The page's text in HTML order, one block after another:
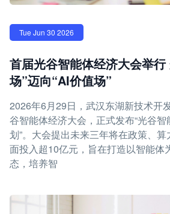
Tue Jun 30 2026
首届光谷智能体经济大会举
场”迈向“AI价值场”
2026年6月29日，武汉东湖新技术开
谷智能体经济大会，正式发布“光谷
划”。大会提出未来三年将在政策、
面投入超10亿元，旨在打造以智能体
态，培养智